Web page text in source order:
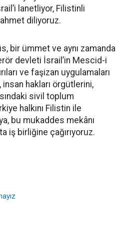
lanetliyor, Filistinli
diliyoruz.
bir ümmet ve aynı zamanda
devleti İsrail’in Mescid-i
ve faşizan uygulamaları
insan hakları örgütlerini,
sivil toplum
halkını Filistin ile
bu mukaddes mekânı
iş birliğine çağırıyoruz.